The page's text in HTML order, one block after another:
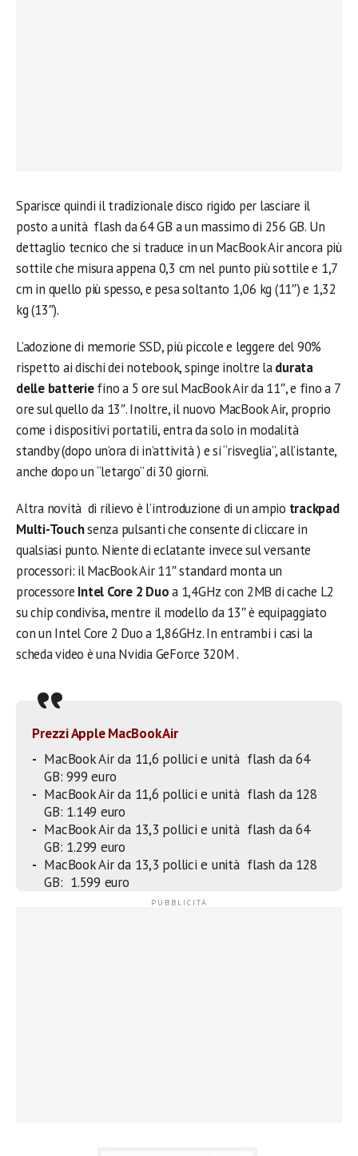
Sparisce quindi il tradizionale disco rigido per lasciare il
posto a unità flash da 64 GB a un massimo di 256 GB. Un
dettaglio tecnico che si traduce in un MacBook Air ancora più
sottile che misura appena 0,3 cm nel punto più sottile e 1,7
cm in quello più spesso, e pesa soltanto 1,06 kg (11″) e 1,32
kg (13″).
L’adozione di memorie SSD, più piccole e leggere del 90%
rispetto ai dischi dei notebook, spinge inoltre ladurata
delle batteriefino a 5 ore sul MacBook Air da 11″, e fino a 7
ore sul quello da 13″. Inoltre, il nuovo MacBook Air, proprio
come i dispositivi portatili, entra da solo in modalità
standby (dopo un’ora di in’attività ) e si “risveglia”, all’istante,
anche dopo un “letargo” di 30 giorni.
Altra novità di rilievo è l’introduzione di un ampio trackpad
Multi-Touchsenza pulsanti che consente di cliccare in
qualsiasi punto. Niente di eclatante invece sul versante
processori: il MacBook Air 11″ standard monta un
processore Intel Core 2 Duoa 1,4GHz con 2MB di cache L2
su chip condivisa, mentre il modello da 13″ è equipaggiato
con un Intel Core 2 Duo a 1,86GHz. In entrambi i casi la
scheda video è una Nvidia GeForce 320M .
Prezzi Apple MacBook Air
MacBook Air da 11,6 pollici e unità flash da 64
GB: 999 euro
MacBook Air da 11,6 pollici e unità flash da 128
GB: 1.149 euro
MacBook Air da 13,3 pollici e unità flash da 64
GB: 1.299 euro
MacBook Air da 13,3 pollici e unità flash da 128
GB: 1.599 euro